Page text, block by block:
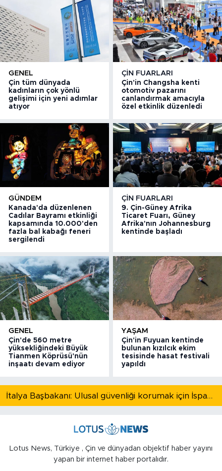
GENEL
Çin tüm dünyada
kadınların çok yönlü
gelişimi için yeni adımlar
atıyor
ÇIN FUARLARI
Çin'in Changsha kenti
otomotiv pazarını
canlandırmak amacıyla
özel etkinlik düzenledi
GÜNDEM
Kanada'da düzenlenen
Cadılar Bayramı etkinliği
kapsamında 10.000'den
fazla bal kabağı feneri
sergilendi
ÇIN FUARLARI
9. Çin-Güney Afrika
Ticaret Fuarı, Güney
Afrika'nın Johannesburg
kentinde başladı
GENEL
Çin'de 560 metre
yüksekliğindeki Büyük
Tianmen Köprüsü'nün
inşaatı devam ediyor
YAŞAM
Çin'in Fuyuan kentinde
bulunan kızılcık ekim
tesisinde hasat festivali
yapıldı
İtalya Başbakanı: Ulusal güvenliği korumak için İspanya ile Schengen kapsamındaki serbest dolaşımı askıya alıyoruz
Lotus News, Türkiye , Çin ve dünyadan objektif haber yayını
yapan bir internet haber portalıdır.